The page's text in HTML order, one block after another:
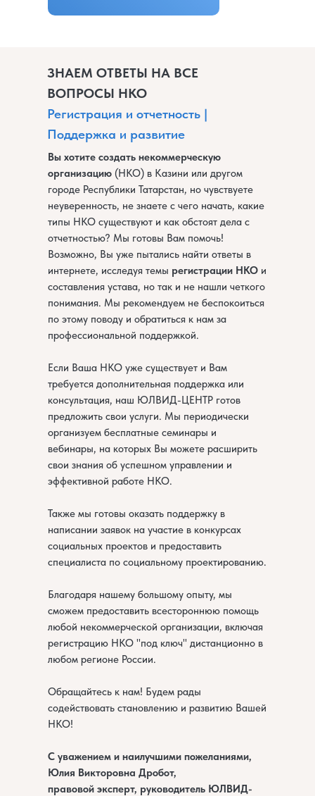
ЗНАЕМ ОТВЕТЫ НА ВСЕ
ВОПРОСЫ НКО
Регистрация и отчетность |
Поддержка и развитие
Вы хотите создать некоммерческую
организацию (НКО) в Казини или другом
городе Республики Татарстан, но чувствуете
неуверенность, не знаете с чего начать, какие
типы НКО существуют и как обстоят дела с
отчетностью? Мы готовы Вам помочь!
Возможно, Вы уже пытались найти ответы в
интернете, исследуя темы регистрации НКО и
составления устава, но так и не нашли четкого
понимания. Мы рекомендуем не беспокоиться
по этому поводу и обратиться к нам за
профессиональной поддержкой.
Если Ваша НКО уже существует и Вам
требуется дополнительная поддержка или
консультация, наш ЮЛВИД-ЦЕНТР готов
предложить свои услуги. Мы периодически
организуем бесплатные семинары и
вебинары, на которых Вы можете расширить
свои знания об успешном управлении и
эффективной работе НКО.
Также мы готовы оказать поддержку в
написании заявок на участие в конкурсах
социальных проектов и предоставить
специалиста по социальному проектированию.
Благодаря нашему большому опыту, мы
сможем предоставить всестороннюю помощь
любой некоммерческой организации, включая
регистрацию НКО "под ключ" дистанционно в
любом регионе России.
Обращайтесь к нам! Будем рады
содействовать становлению и развитию Вашей
НКО!
С уважением и наилучшими пожеланиями,
Юлия Викторовна Дробот,
правовой эксперт, руководитель ЮЛВИД-